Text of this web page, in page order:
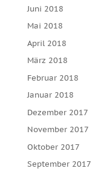
Juni 2018
Mai 2018
April 2018
März 2018
Februar 2018
Januar 2018
Dezember 2017
November 2017
Oktober 2017
September 2017